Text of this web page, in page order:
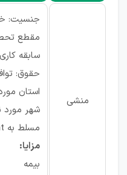
منشی
جنسیت:
مقطع
سابقه
حقوق:
استان
شهر مورد
مسلط به Word, Excel, PowerPoint
مزایا:
بیمه